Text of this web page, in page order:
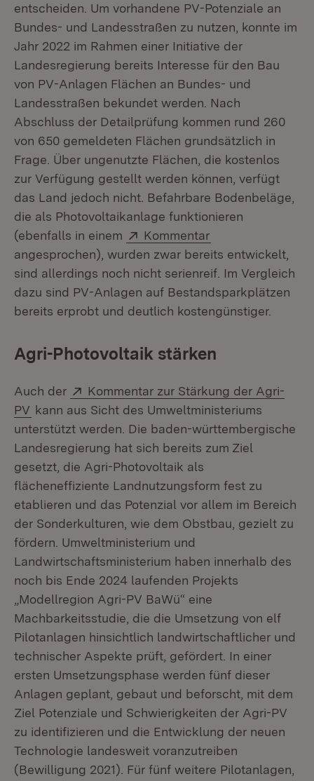
entscheiden. Um vorhandene PV-Potenziale an
Bundes- und Landesstraßen zu nutzen, konnte im
Jahr 2022 im Rahmen einer Initiative der
Landesregierung bereits Interesse für den Bau
von PV-Anlagen Flächen an Bundes- und
Landesstraßen bekundet werden. Nach
Abschluss der Detailprüfung kommen rund 260
von 650 gemeldeten Flächen grundsätzlich in
Frage. Über ungenutzte Flächen, die kostenlos
zur Verfügung gestellt werden können, verfügt
das Land jedoch nicht. Befahrbare Bodenbeläge,
die als Photovoltaikanlage funktionieren
(ebenfalls in einem
Extern:
Kommentar
angesprochen), wurden zwar bereits entwickelt,
sind allerdings noch nicht serienreif. Im Vergleich
dazu sind PV-Anlagen auf Bestandsparkplätzen
bereits erprobt und deutlich kostengünstiger.
Agri-Photovoltaik stärken
Auch der Extern:
Kommentar zur Stärkung der Agri-
PV (Öffnet in neuem Fenster)
kann aus Sicht des Umweltministeriums
unterstützt werden. Die baden-württembergische
Landesregierung hat sich bereits zum Ziel
gesetzt, die Agri-Photovoltaik als
flächeneffiziente Landnutzungsform fest zu
etablieren und das Potenzial vor allem im Bereich
der Sonderkulturen, wie dem Obstbau, gezielt zu
fördern. Umweltministerium und
Landwirtschaftsministerium haben innerhalb des
noch bis Ende 2024 laufenden Projekts
„Modellregion Agri-PV BaWü“ eine
Machbarkeitsstudie, die die Umsetzung von elf
Pilotanlagen hinsichtlich landwirtschaftlicher und
technischer Aspekte prüft, gefördert. In einer
ersten Umsetzungsphase werden fünf dieser
Anlagen geplant, gebaut und beforscht, mit dem
Ziel Potenziale und Schwierigkeiten der Agri-PV
zu identifizieren und die Entwicklung der neuen
Technologie landesweit voranzutreiben
(Bewilligung 2021). Für fünf weitere Pilotanlagen,